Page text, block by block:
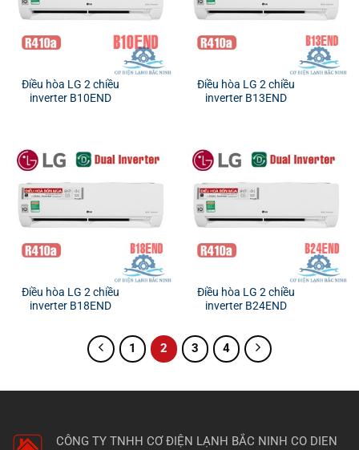
Điều hòa LG 2 chiều
inverter B10END
Điều hòa LG 2 chiều
inverter B13END
Điều hòa LG 2 chiều
inverter B18END
Điều hòa LG 2 chiều
inverter B24END
1 2 3 4
CÔNG TY TNHH CƠ ĐIỆN LẠNH BẮC NINH CO DIEN